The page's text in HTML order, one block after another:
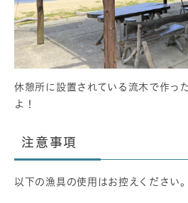
休憩所に設置されている流木で作っ
よ！
注意事項
以下の漁具の使用はお控えください。